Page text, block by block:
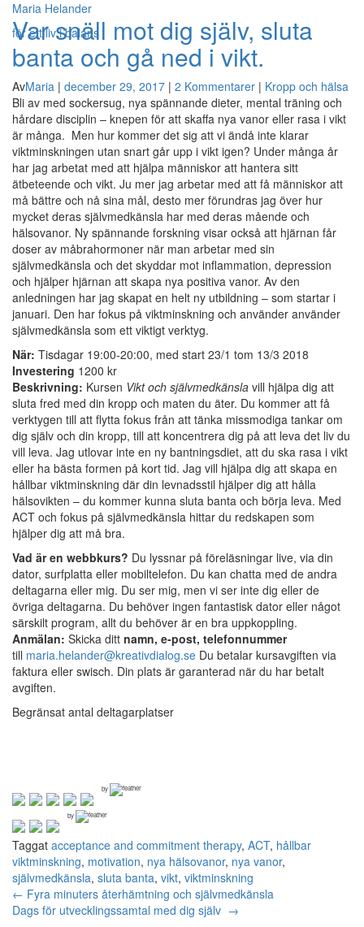
Maria Helander
för ett liv i balans
Var snäll mot dig själv, sluta
banta och gå ned i vikt.
AvMaria | december 29, 2017 | 2 Kommentarer | Kropp och hälsa
Bli av med sockersug, nya spännande dieter, mental träning och
hårdare disciplin – knepen för att skaffa nya vanor eller rasa i vikt
är många. Men hur kommer det sig att vi ändå inte klarar
viktminskningen utan snart går upp i vikt igen? Under många år
har jag arbetat med att hjälpa människor att hantera sitt
ätbeteende och vikt. Ju mer jag arbetar med att få människor att
må bättre och nå sina mål, desto mer förundras jag över hur
mycket deras självmedkänsla har med deras mående och
hälsovanor. Ny spännande forskning visar också att hjärnan får
doser av måbrahormoner när man arbetar med sin
självmedkänsla och det skyddar mot inflammation, depression
och hjälper hjärnan att skapa nya positiva vanor. Av den
anledningen har jag skapat en helt ny utbildning – som startar i
januari. Den har fokus på viktminskning och använder använder
självmedkänsla som ett viktigt verktyg.
När: Tisdagar 19:00-20:00, med start 23/1 tom 13/3 2018
Investering 1200 kr
Beskrivning: Kursen Vikt och självmedkänsla vill hjälpa dig att
sluta fred med din kropp och maten du äter. Du kommer att få
verktygen till att flytta fokus från att tänka missmodiga tankar om
dig själv och din kropp, till att koncentrera dig på att leva det liv du
vill leva. Jag utlovar inte en ny bantningsdiet, att du ska rasa i vikt
eller ha bästa formen på kort tid. Jag vill hjälpa dig att skapa en
hållbar viktminskning där din levnadsstil hjälper dig att hålla
hälsovikten – du kommer kunna sluta banta och börja leva. Med
ACT och fokus på självmedkänsla hittar du redskapen som
hjälper dig att må bra.
Vad är en webbkurs? Du lyssnar på föreläsningar live, via din
dator, surfplatta eller mobiltelefon. Du kan chatta med de andra
deltagarna eller mig. Du ser mig, men vi ser inte dig eller de
övriga deltagarna. Du behöver ingen fantastisk dator eller något
särskilt program, allt du behöver är en bra uppkoppling.
Anmälan: Skicka ditt namn, e-post, telefonnummer
till maria.helander@kreativdialog.se Du betalar kursavgiften via
faktura eller swisch. Din plats är garanterad när du har betalt
avgiften.
Begränsat antal deltagarplatser
by
by
Taggat acceptance and commitment therapy, ACT, hållbar
viktminskning, motivation, nya hälsovanor, nya vanor,
självmedkänsla, sluta banta, vikt, viktminskning
Inläggsnavigering
← Fyra minuters återhämtning och självmedkänsla
Dags för utvecklingssamtal med dig själv →